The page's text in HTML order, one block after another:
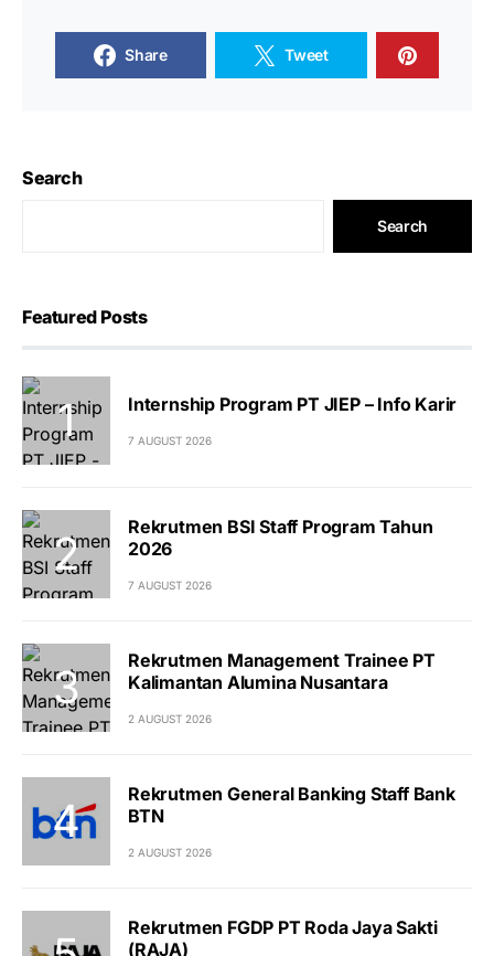
Share Tweet
Search
Search
Featured Posts
Internship Program PT JIEP – Info Karir
7 AUGUST 2026
Rekrutmen BSI Staff Program Tahun
2026
7 AUGUST 2026
Rekrutmen Management Trainee PT
Kalimantan Alumina Nusantara
2 AUGUST 2026
Rekrutmen General Banking Staff Bank
BTN
2 AUGUST 2026
Rekrutmen FGDP PT Roda Jaya Sakti
(RAJA)